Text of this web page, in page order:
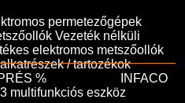
permetezőgépek
Vezeték nélküli
elektromos metszőollók
/ tartozékok
%
INFACO
multifunkciós eszköz